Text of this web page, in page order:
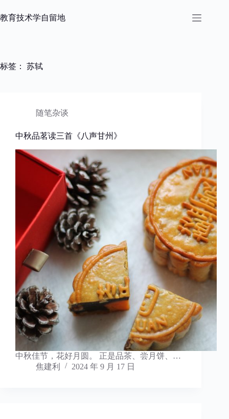
过
教育技术学自留地
标签： 苏轼
随笔杂谈
中秋品茗读三首《八声甘州》
中秋佳节，花好月圆。 正是品茶、尝月饼、…
焦建利
2024 年 9 月 17 日